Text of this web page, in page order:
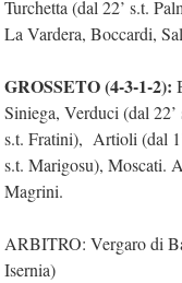
Turchetta (dal 22’ s.t.
La Vardera, Boccardi,
GROSSETO (4-3-1-2):
Siniega, Verduci (dal 22’
s.t. Fratini), Artioli (dal
s.t. Marigosu), Moscati.
Magrini.
ARBITRO: Vergaro di
Isernia)